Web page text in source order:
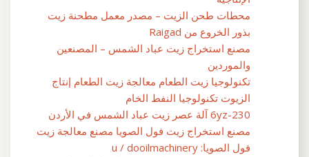
محطات طحن الزيت – مصدر معمل مطحنة زيت
بذور الخروع من Raigad
مصنع استخراج زيت عباد الشمس – المصنعين
والموردين
تكنولوجيا زيت الطعام معالجة زيت الطعام إنتاج
الزيوت تكنولوجيا النفط الخام
6yz-230 آلة عصر زيت عباد الشمس في الأردن
مصنع استخراج زيت فول الصويا مصنع معالجة زيت
فول الصويا: u / dooilmachinery